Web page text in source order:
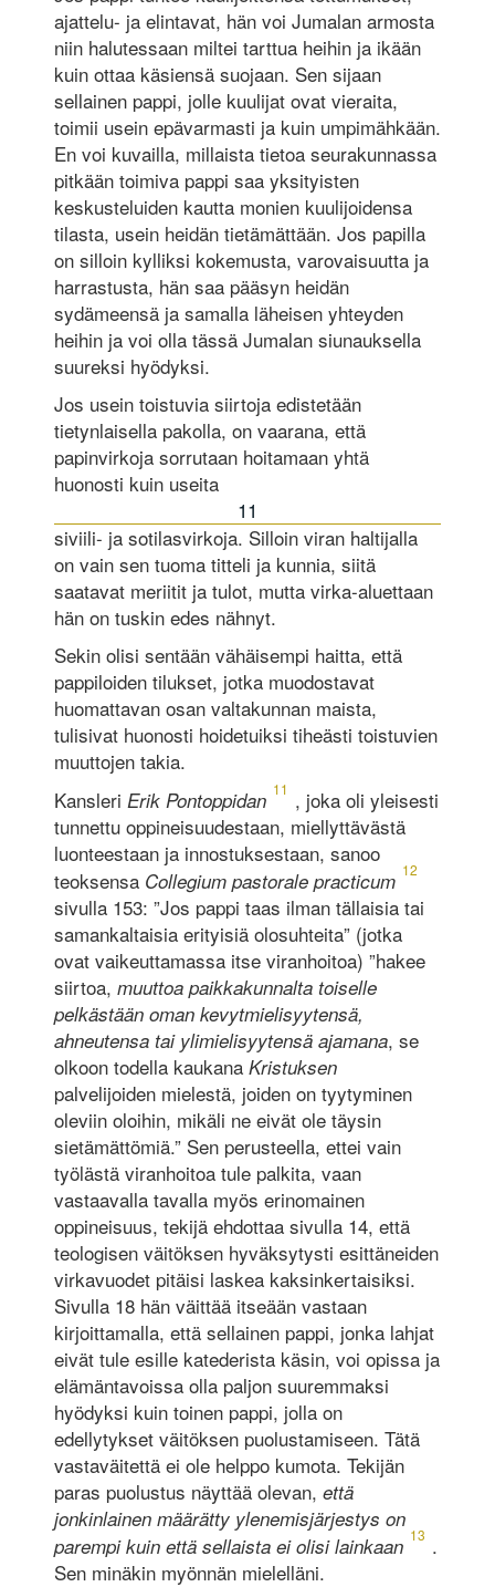
ajattelu- ja elintavat, hän voi Jumalan armosta
niin halutessaan miltei tarttua heihin ja ikään
kuin ottaa käsiensä suojaan. Sen sijaan
sellainen pappi, jolle kuulijat ovat vieraita,
toimii usein epävarmasti ja kuin umpimähkään.
En voi kuvailla, millaista tietoa seurakunnassa
pitkään toimiva pappi saa yksityisten
keskusteluiden kautta monien kuulijoidensa
tilasta, usein heidän tietämättään. Jos papilla
on silloin kylliksi kokemusta, varovaisuutta ja
harrastusta, hän saa pääsyn heidän
sydämeensä ja samalla läheisen yhteyden
heihin ja voi olla tässä Jumalan siunauksella
suureksi hyödyksi.
Jos usein toistuvia siirtoja edistetään
tietynlaisella pakolla, on vaarana, että
papinvirkoja sorrutaan hoitamaan yhtä
huonosti kuin useita
11
siviili- ja sotilasvirkoja. Silloin viran haltijalla
on vain sen tuoma titteli ja kunnia, siitä
saatavat meriitit ja tulot, mutta virka-aluettaan
hän on tuskin edes nähnyt.
Sekin olisi sentään vähäisempi haitta, että
pappiloiden tilukset, jotka muodostavat
huomattavan osan valtakunnan maista,
tulisivat huonosti hoidetuiksi tiheästi toistuvien
muuttojen takia.
Kansleri Erik Pontoppidan 11 , joka oli yleisesti
tunnettu oppineisuudestaan, miellyttävästä
luonteestaan ja innostuksestaan, sanoo
teoksensa Collegium pastorale practicum 12
sivulla 153: ”Jos pappi taas ilman tällaisia tai
samankaltaisia erityisiä olosuhteita” (jotka
ovat vaikeuttamassa itse viranhoitoa) ”hakee
siirtoa, muuttoa paikkakunnalta toiselle
pelkästään oman kevytmielisyytensä,
ahneutensa tai ylimielisyytensä ajamana, se
olkoon todella kaukana Kristuksen
palvelijoiden mielestä, joiden on tyytyminen
oleviin oloihin, mikäli ne eivät ole täysin
sietämättömiä.” Sen perusteella, ettei vain
työlästä viranhoitoa tule palkita, vaan
vastaavalla tavalla myös erinomainen
oppineisuus, tekijä ehdottaa sivulla 14, että
teologisen väitöksen hyväksytysti esittäneiden
virkavuodet pitäisi laskea kaksinkertaisiksi.
Sivulla 18 hän väittää itseään vastaan
kirjoittamalla, että sellainen pappi, jonka lahjat
eivät tule esille katederista käsin, voi opissa ja
elämäntavoissa olla paljon suuremmaksi
hyödyksi kuin toinen pappi, jolla on
edellytykset väitöksen puolustamiseen. Tätä
vastaväitettä ei ole helppo kumota. Tekijän
paras puolustus näyttää olevan, että
jonkinlainen määrätty ylenemisjärjestys on
parempi kuin että sellaista ei olisi lainkaan 13 .
Sen minäkin myönnän mielelläni.